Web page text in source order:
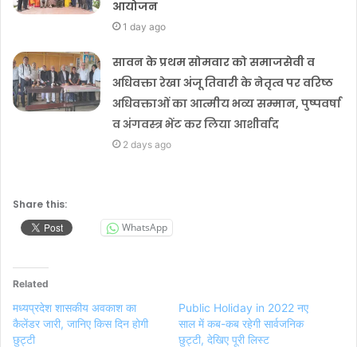
आयोजन
1 day ago
सावन के प्रथम सोमवार को समाजसेवी व
अधिवक्ता रेखा अंजू तिवारी के नेतृत्व पर वरिष्ठ
अधिवक्ताओं का आत्मीय भव्य सम्मान, पुष्पवर्षा
व अंगवस्त्र भेंट कर लिया आशीर्वाद
2 days ago
Share this:
WhatsApp
Related
मध्यप्रदेश शासकीय अवकाश का
कैलेंडर जारी, जानिए किस दिन होगी
छुट्टी
Public Holiday in 2022 नए
साल में कब-कब रहेगी सार्वजनिक
छुट्टी, देखिए पूरी लिस्ट